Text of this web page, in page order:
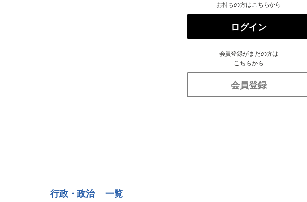
お持ちの方はこちらから
ログイン
会員登録がまだの方は
こちらから
会員登録
行政・政治 一覧